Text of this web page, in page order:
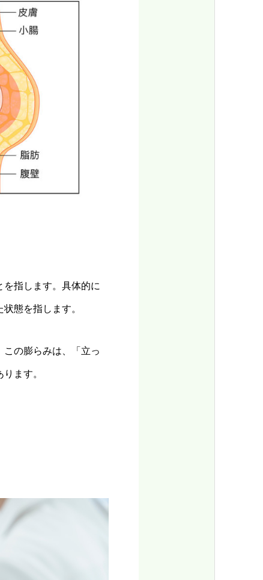
を指します。具体的に
態を指します。
の膨らみは、「立っ
ます。